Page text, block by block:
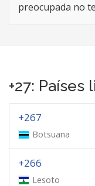
preocupada no
+27:
+267
Botsuana
+266
Lesoto